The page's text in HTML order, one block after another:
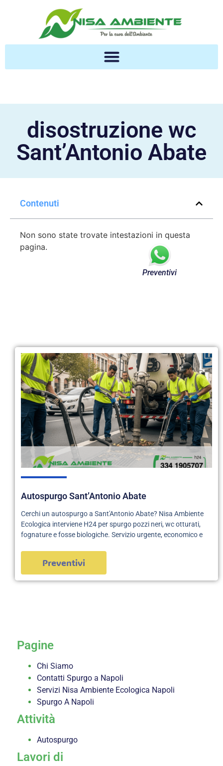
disostruzione wc
Sant’Antonio Abate
Contenuti
Non sono state trovate intestazioni in questa
pagina.
Autospurgo Sant’Antonio Abate
Cerchi un autospurgo a Sant'Antonio Abate? Nisa Ambiente
Ecologica interviene H24 per spurgo pozzi neri, wc otturati,
fognature e fosse biologiche. Servizio urgente, economico e
Preventivi
Pagine
Chi Siamo
Contatti Spurgo a Napoli
Servizi Nisa Ambiente Ecologica Napoli
Spurgo A Napoli
Attività
Autospurgo
Lavori di
Preventivi